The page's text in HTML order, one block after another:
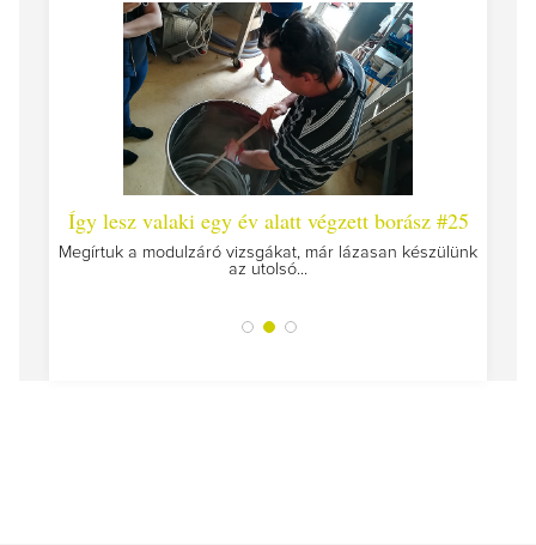
Így lesz valaki egy év alatt végzett borász #25
Megírtuk a modulzáró vizsgákat, már lázasan készülünk
az utolsó...